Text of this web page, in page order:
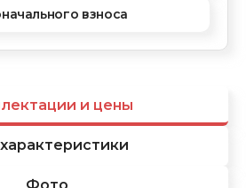
взноса
и цены